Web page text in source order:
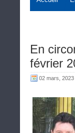
En
février
02 mars, 2023